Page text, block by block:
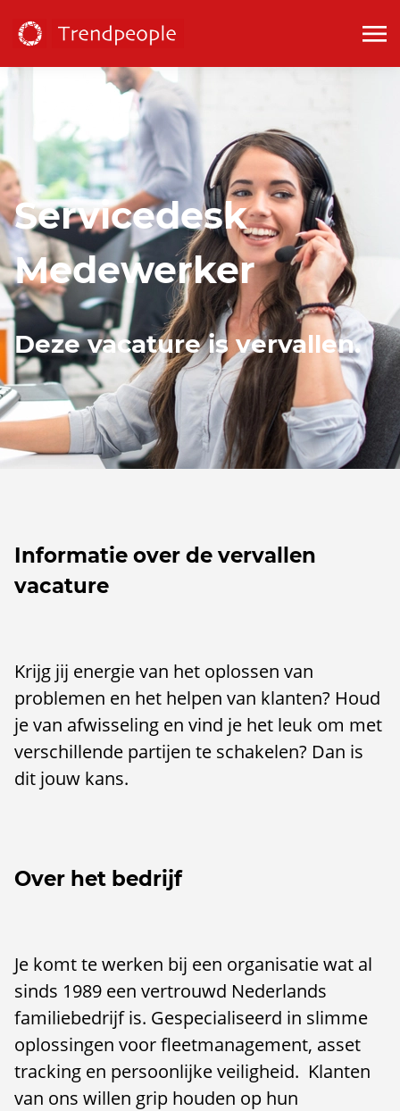
Servicedesk
Medewerker
Deze vacature is vervallen.
Informatie over de vervallen
vacature
Krijg jij energie van het oplossen van
problemen en het helpen van klanten? Houd
je van afwisseling en vind je het leuk om met
verschillende partijen te schakelen? Dan is
dit jouw kans.
Over het bedrijf
Je komt te werken bij een organisatie wat al
sinds 1989 een vertrouwd Nederlands
familiebedrijf is. Gespecialiseerd in slimme
oplossingen voor fleetmanagement, asset
tracking en persoonlijke veiligheid. Klanten
van ons willen grip houden op hun